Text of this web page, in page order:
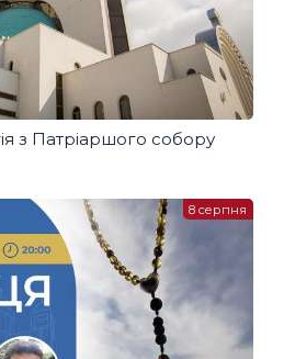
з Патріаршого собору
8 серпня